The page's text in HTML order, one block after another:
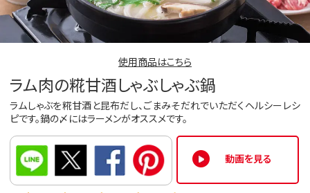
使用商品はこちら
ラム肉の糀甘酒しゃぶしゃぶ鍋
ラムしゃぶを糀甘酒と昆布だし、ごまみそだれでいただくヘルシーレシ
ピです。鍋の〆にはラーメンがオススメです。
動画を見る